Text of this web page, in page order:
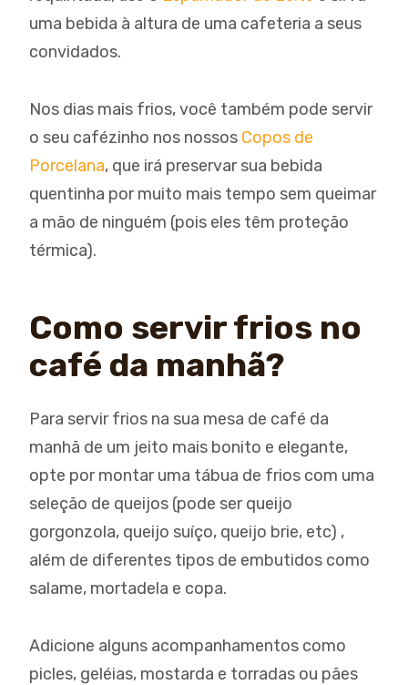
uma bebida à altura de uma cafeteria a seus
convidados.
Nos dias mais frios, você também pode servir
o seu cafézinho nos nossos Copos de
Porcelana, que irá preservar sua bebida
quentinha por muito mais tempo sem queimar
a mão de ninguém (pois eles têm proteção
térmica).
Como servir frios no
café da manhã?
Para servir frios na sua mesa de café da
manhã de um jeito mais bonito e elegante,
opte por montar uma tábua de frios com uma
seleção de queijos (pode ser queijo
gorgonzola, queijo suíço, queijo brie, etc) ,
além de diferentes tipos de embutidos como
salame, mortadela e copa.
Adicione alguns acompanhamentos como
picles, geléias, mostarda e torradas ou pães